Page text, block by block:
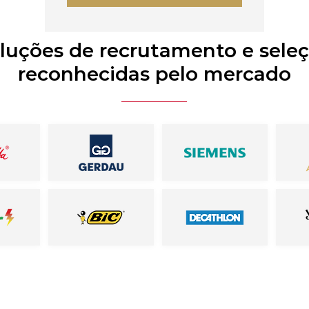
de recrutamento e
reconhecidas pelo mercado